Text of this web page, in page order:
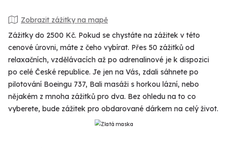
Zobrazit zážitky na mapě
Zážitky do 2500 Kč. Pokud se chystáte na zážitek v této
cenové úrovni, máte z čeho vybírat. Přes 50 zážitků od
relaxačních, vzdělávacích až po adrenalinové je k dispozici
po celé České republice. Je jen na Vás, zdali sáhnete po
pilotování Boeingu 737, Bali masáži s horkou lázní, nebo
nějakém z mnoha zážitků pro dva. Bez ohledu na to co
vyberete, bude zážitek pro obdarované dárkem na celý život.